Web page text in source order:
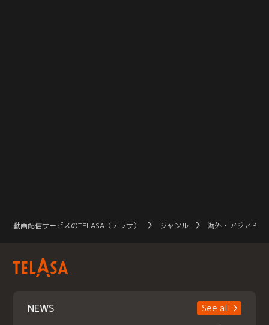
動画配信サービスのTELASA（テラサ） ジャンル 海外・アジアドラ
NEWS
See all